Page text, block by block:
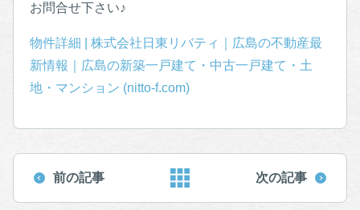
お問合せ下さい♪
物件詳細 | 株式会社日東リバティ｜広島の不動産最
新情報｜広島の新築一戸建て・中古一戸建て・土
地・マンション (nitto-f.com)
前の記事 次の記事